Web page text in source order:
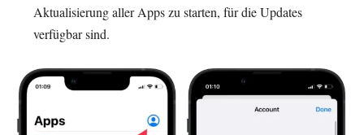
Aktualisierung aller Apps zu starten, für die Updates
verfügbar sind.